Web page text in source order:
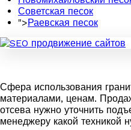
Советская песок
">Раевская песок
Сфера использования
материалами, ценам.
отсева нужно уточнить
менеджеру какой техникой